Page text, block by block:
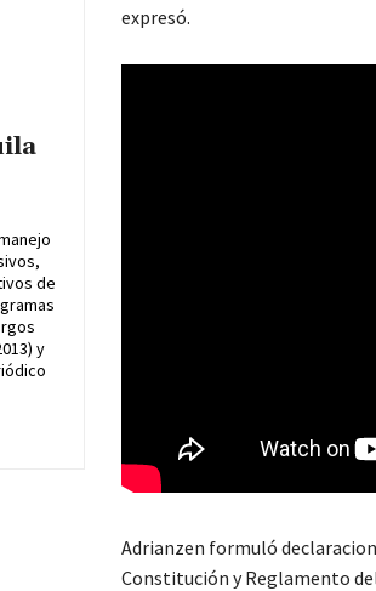
de
y
expresó.
Adrianzen formuló
Constitución y Reglamento